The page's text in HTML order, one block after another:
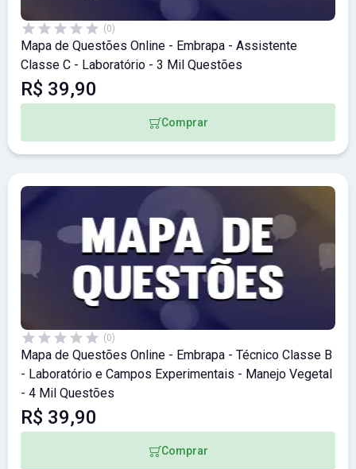
(0)
Mapa de Questões Online - Embrapa - Assistente
Classe C - Laboratório - 3 Mil Questões
R$ 39,90
Comprar
(0)
Mapa de Questões Online - Embrapa - Técnico Classe B
- Laboratório e Campos Experimentais - Manejo Vegetal
- 4 Mil Questões
R$ 39,90
Comprar